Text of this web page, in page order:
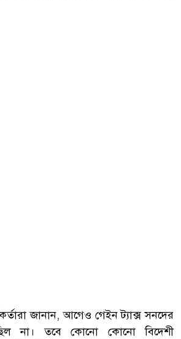
জানান, আগেও গেইন ট্যাক্স সনদের
না। তবে কোনো কোনো বিদেশী